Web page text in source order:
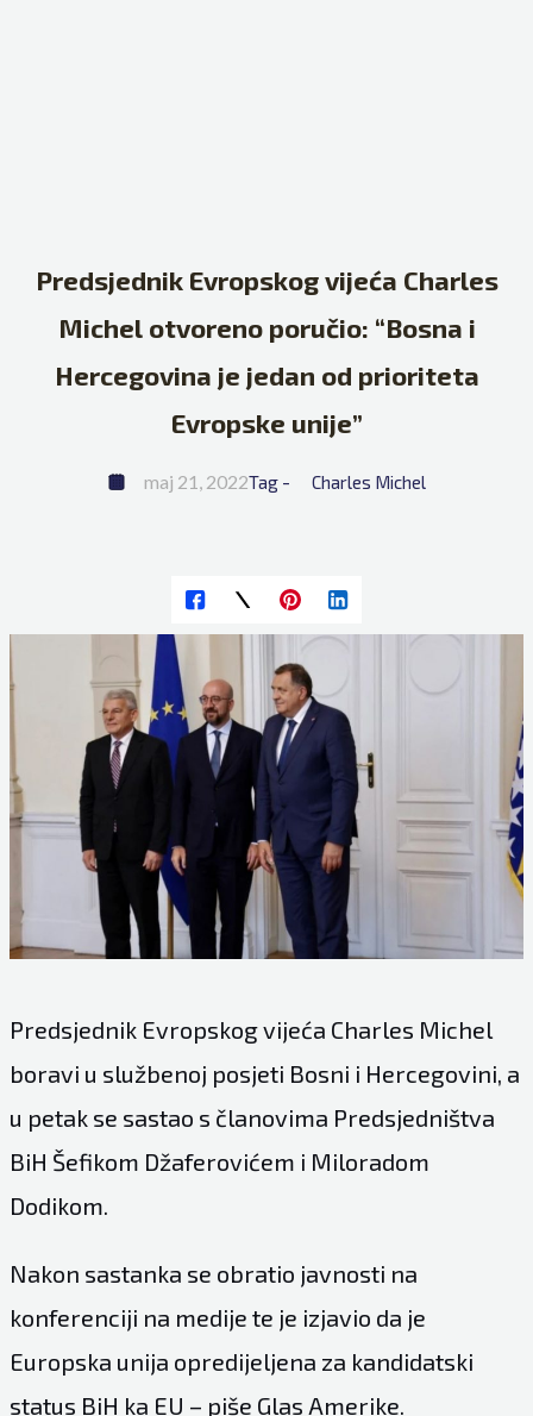
Predsjednik Evropskog vijeća Charles
Michel otvoreno poručio: “Bosna i
Hercegovina je jedan od prioriteta
Evropske unije”
maj 21, 2022Tag - Charles Michel
Predsjednik Evropskog vijeća Charles Michel
boravi u službenoj posjeti Bosni i Hercegovini, a
u petak se sastao s članovima Predsjedništva
BiH Šefikom Džaferovićem i Miloradom
Dodikom.
Nakon sastanka se obratio javnosti na
konferenciji na medije te je izjavio da je
Europska unija opredijeljena za kandidatski
status BiH ka EU – piše Glas Amerike.